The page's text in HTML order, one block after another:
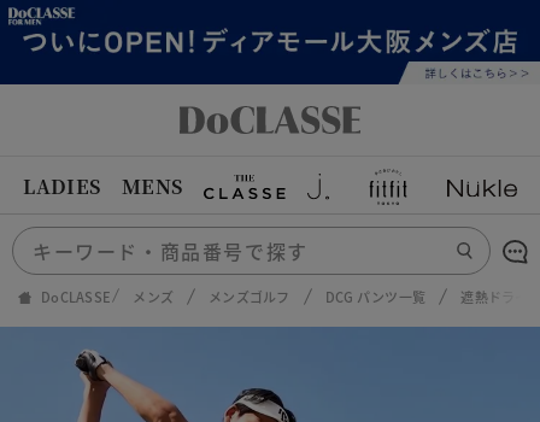
LADIES MENS
DoCLASSE メンズ メンズゴルフ DCG パンツ一覧 遮熱ドライ